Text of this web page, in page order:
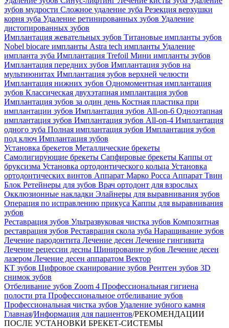
зубов мудрости Сложное удаление зуба Резекция верхушки
корня зуба Удаление ретинированных зубов Удаление
дистопированных зубов
Имплантация жевательных зубов Титановые импланты зубов
Nobel biocare импланты Astra tech импланты Удаление
импланта зуба Имплантация Trefoil Мини импланты зубов
Имплантация передних зубов Имплантация зубов на
мультиюнитах Имплантация зубов верхней челюсти
Имплантация нижних зубов Одномоментная имплантация
зубов Классическая двухэтапная имплантация зубов
Имплантация зубов за один день Костная пластика при
имплантации зубов Имплантация зубов All-on-6 Одноэтапная
имплантация зубов Имплантация зубов All-on-4 Имплантация
одного зуба Полная имплантация зубов Имплантация зубов
под ключ Имплантация зубов
Установка брекетов Металлические брекеты
Самолигирующие брекеты Сапфировые брекеты Каппы от
бруксизма Установка ортодонтического кольца Установка
ортодонтических винтов Аппарат Марко Росса Аппарат Твин
Блок Ретейнеры для зубов Врач ортодонт для взрослых
Окклюзионные накладки Элайнеры для выравнивания зубов
Операция по исправлению прикуса Каппы для выравнивания
зубов
Реставрация зубов Ультразвуковая чистка зубов Композитная
реставрация зубов Реставрация скола зуба Наращивание зубов
Лечение пародонтита Лечение десен Лечение гингивита
Лечение рецессии десны Шинирование зубов Лечение десен
лазером Лечение десен аппаратом Вектор
КТ зубов Цифровое сканирование зубов Рентген зубов 3D
снимок зубов
Отбеливание зубов Zoom 4 Профессиональная гигиена
полости рта Профессиональное отбеливание зубов
Профессиональная чистка зубов Удаление зубного камня
Главная/Информация для пациентов/РЕКОМЕНДАЦИИ
ПОСЛЕ УСТАНОВКИ БРЕКЕТ-СИСТЕМЫ